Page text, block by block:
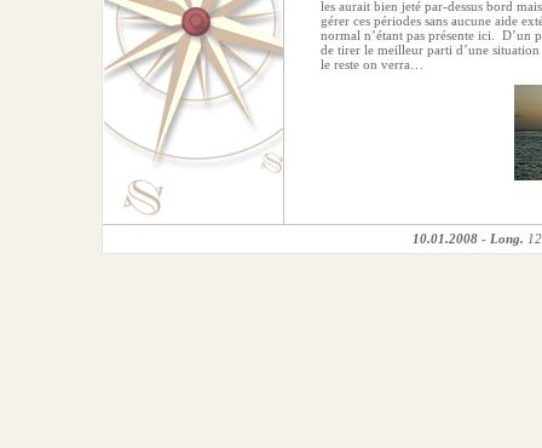
les aurait bien jeté par-dessus bord
gérer ces périodes sans aucune aide
normal n’étant pas présente ici.
D’un
de tirer le meilleur parti d’une situation
le reste on verra…
10.01.2008- Long.